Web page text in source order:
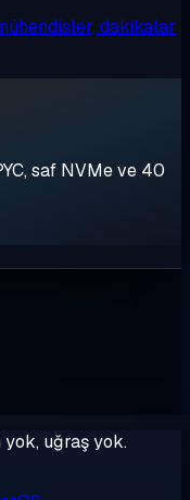
dakikalar
saf NVMe ve 40
uğraş yok.